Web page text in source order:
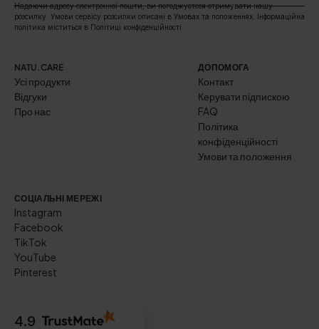
NATU.CARE
Усі продукти
Відгуки
Про нас
ДОПОМОГА
Контакт
Керувати підпискою
FAQ
Політика
конфіденційності
Умови та положення
СОЦІАЛЬНІ МЕРЕЖІ
Instagram
Facebook
TikTok
YouTube
Pinterest
Надаючи адресу електронної пошти, ви погоджуєтеся отримувати нашу
розсилку. Умови сервісу розсилки описані в Умовах та положеннях. Інформаційна
політика міститься в Політиці конфіденційності.
4.9